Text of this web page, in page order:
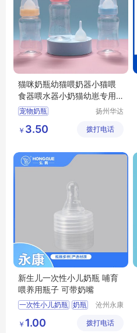
猫咪奶瓶幼猫喂奶器小猫喂
食器喂水器小奶猫幼崽专用
奶嘴宠物用品
宠物奶瓶
扬州华达
制造有限
￥ 3.50 拨打电话
新生儿一次性小儿奶瓶 哺育
喂养用瓶子 可带奶嘴
一次性小儿奶瓶 奶瓶
沧州永康
有限公司
￥ 1.00 拨打电话